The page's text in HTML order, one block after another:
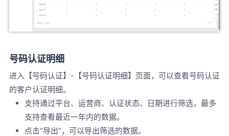
号码认证明细
进入【号码认证】-【号码认证明细】页面，可以查看号码认证
的客户认证明细。
支持通过平台、运营商、认证状态、日期进行筛选，最多
支持查看最近一年内的数据。
点击“导出”，可以导出筛选的数据。